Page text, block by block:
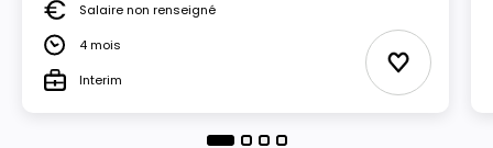
SalaireSalaire non renseigné
Durée4 mois
TypeInterim Ajouter